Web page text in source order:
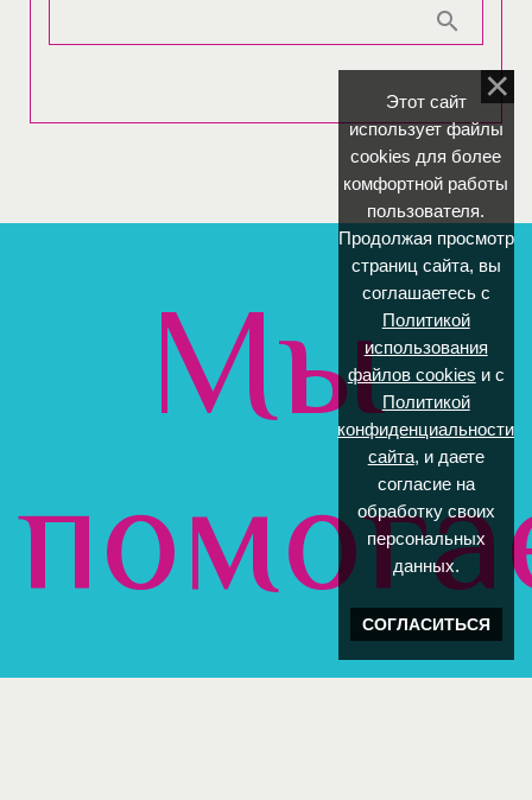
Мы
в
Этот сайт
использует файлы
cookies для более
комфортной работы
пользователя.
Продолжая просмотр
страниц сайта, вы
соглашаетесь с
Политикой
использования
файлов cookies и с
Политикой
конфиденциальности
сайта, и даете
согласие на
обработку своих
персональных
данных.
СОГЛАСИТЬСЯ